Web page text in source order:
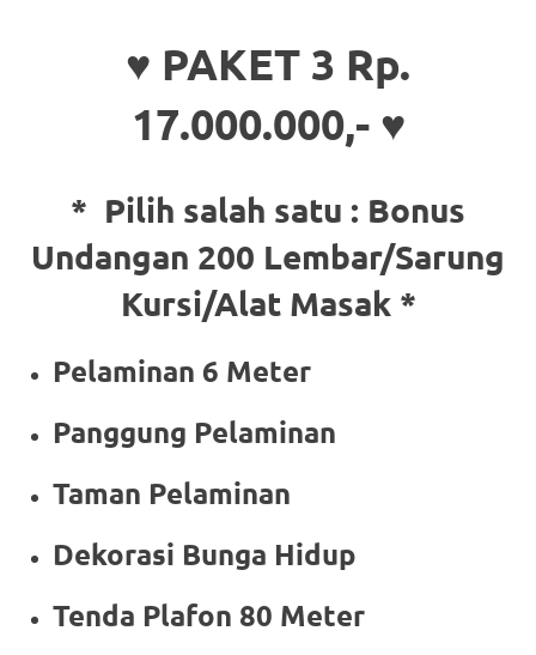
♥ PAKET 3 Rp.
17.000.000,- ♥
* Pilih salah satu : Bonus
Undangan 200 Lembar/Sarung
Kursi/Alat Masak *
Pelaminan 6 Meter
Panggung Pelaminan
Taman Pelaminan
Dekorasi Bunga Hidup
Tenda Plafon 80 Meter